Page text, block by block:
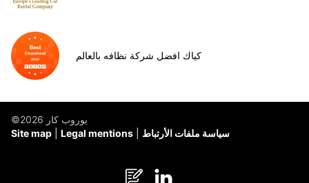
كياك افضل شركة نظافه بالعالم
©يوروب كار 2026
Site map
Legal mentions سياسة ملفات الأرتباط